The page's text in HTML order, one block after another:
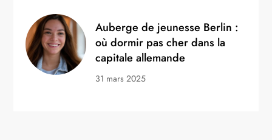
Auberge de jeunesse Berlin :
où dormir pas cher dans la
capitale allemande
31 mars 2025